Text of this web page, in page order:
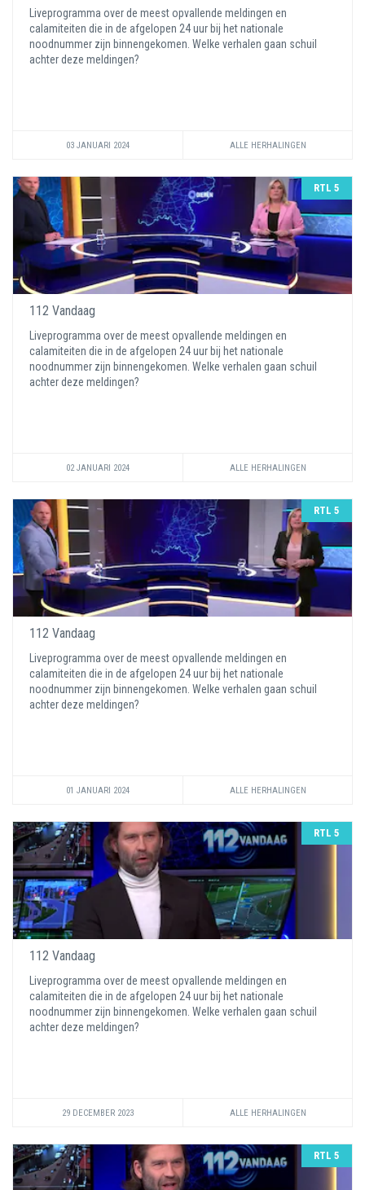
Liveprogramma over de meest opvallende meldingen en
calamiteiten die in de afgelopen 24 uur bij het nationale
noodnummer zijn binnengekomen. Welke verhalen gaan schuil
achter deze meldingen?
03 JANUARI 2024 ALLE HERHALINGEN
RTL 5
112 Vandaag
Liveprogramma over de meest opvallende meldingen en
calamiteiten die in de afgelopen 24 uur bij het nationale
noodnummer zijn binnengekomen. Welke verhalen gaan schuil
achter deze meldingen?
02 JANUARI 2024 ALLE HERHALINGEN
RTL 5
112 Vandaag
Liveprogramma over de meest opvallende meldingen en
calamiteiten die in de afgelopen 24 uur bij het nationale
noodnummer zijn binnengekomen. Welke verhalen gaan schuil
achter deze meldingen?
01 JANUARI 2024 ALLE HERHALINGEN
RTL 5
112 Vandaag
Liveprogramma over de meest opvallende meldingen en
calamiteiten die in de afgelopen 24 uur bij het nationale
noodnummer zijn binnengekomen. Welke verhalen gaan schuil
achter deze meldingen?
29 DECEMBER 2023 ALLE HERHALINGEN
RTL 5